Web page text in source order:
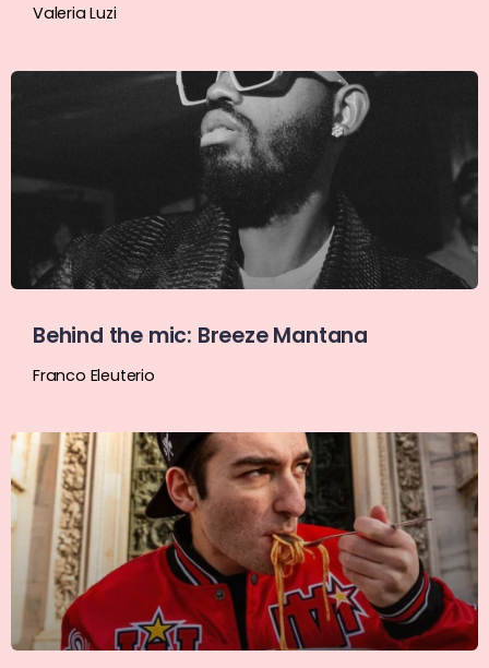
Valeria Luzi
Behind the mic: Breeze Mantana
Franco Eleuterio